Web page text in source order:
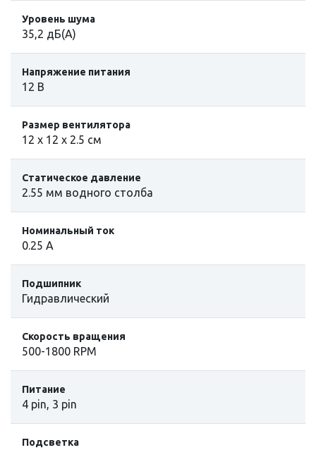
Уровень шума
35,2 дБ(А)
Напряжение питания
12 В
Размер вентилятора
12 х 12 х 2.5 см
Статическое давление
2.55 мм водного столба
Номинальный ток
0.25 А
Подшипник
Гидравлический
Скорость вращения
500-1800 RPM
Питание
4 pin, 3 pin
Подсветка